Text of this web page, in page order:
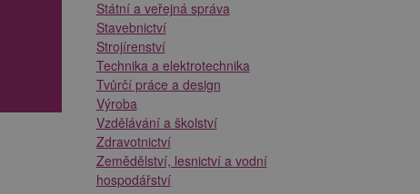
Státní a veřejná správa
Stavebnictví
Strojírenství
Technika a elektrotechnika
Tvůrčí práce a design
Výroba
Vzdělávání a školství
Zdravotnictví
Zemědělství, lesnictví a vodní
hospodářství